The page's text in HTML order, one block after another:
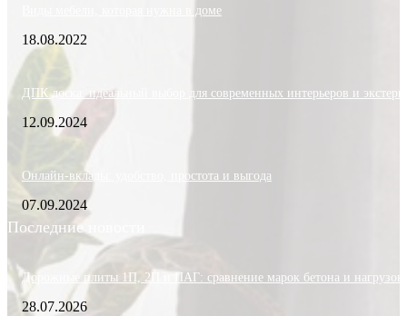
Виды мебели, которая нужна в доме
18.08.2022
ДПК доска: идеальный выбор для современных интерьеров и
12.09.2024
Онлайн-вклады: удобство, простота и выгода
07.09.2024
Последние новости
Дорожные плиты 1П, 2П и ПАГ: сравнение марок бетона и нагрузок
28.07.2026